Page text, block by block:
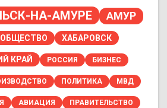
НА-АМУРЕ АМУР
ОБЩЕСТВО ХАБАРОВСК
КРАЙ РОССИЯ БИЗНЕС
ПОЛИТИКА МВД
АВИАЦИЯ ПРАВИТЕЛЬСТВО